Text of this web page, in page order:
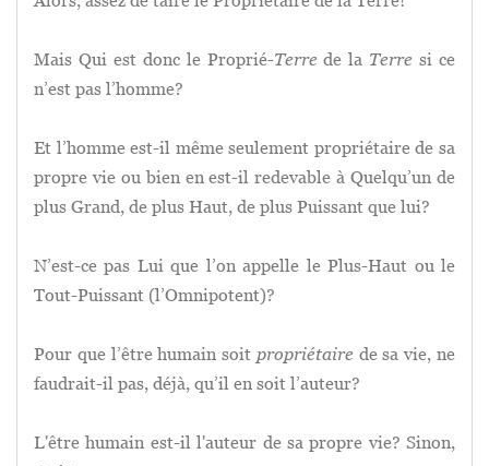
Mais Qui est donc le Proprié-Terrede la Terresi ce
n’est pas l’homme?
Et l’homme est-il même seulement propriétaire de sa
propre vie ou bien en est-il redevable à Quelqu’un de
plus Grand, de plus Haut, de plus Puissant que lui?
N’est-ce pas Lui que l’on appelle le Plus-Haut ou le
Tout-Puissant (l’Omnipotent)?
Pour que l’être humain soit propriétaire de sa vie, ne
faudrait-il pas, déjà, qu’il en soit l’auteur?
L'être humain est-il l'auteur de sa propre vie? Sinon,